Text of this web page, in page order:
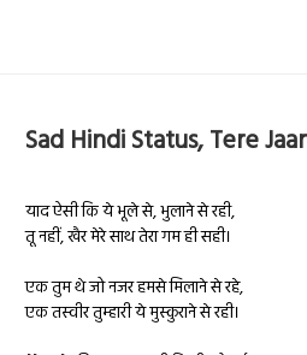
Sad Hindi Status, Tere
याद ऐसी कि ये भूले से, भुलाने से रही,
तू नहीं, खैर मेरे साथ तेरा गम ही सही।
एक तुम थे जो नजर हमसे मिलाने से रहे,
एक तस्वीर तुम्हारी ये मुस्कुराने से रही।